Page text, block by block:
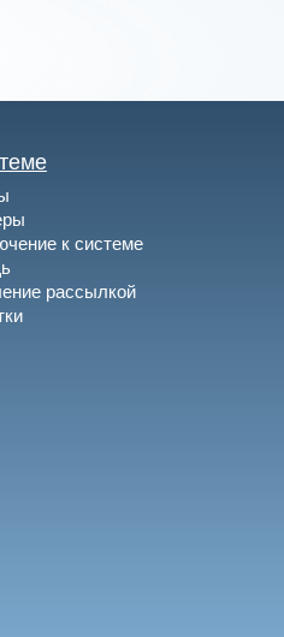
к системе
рассылкой